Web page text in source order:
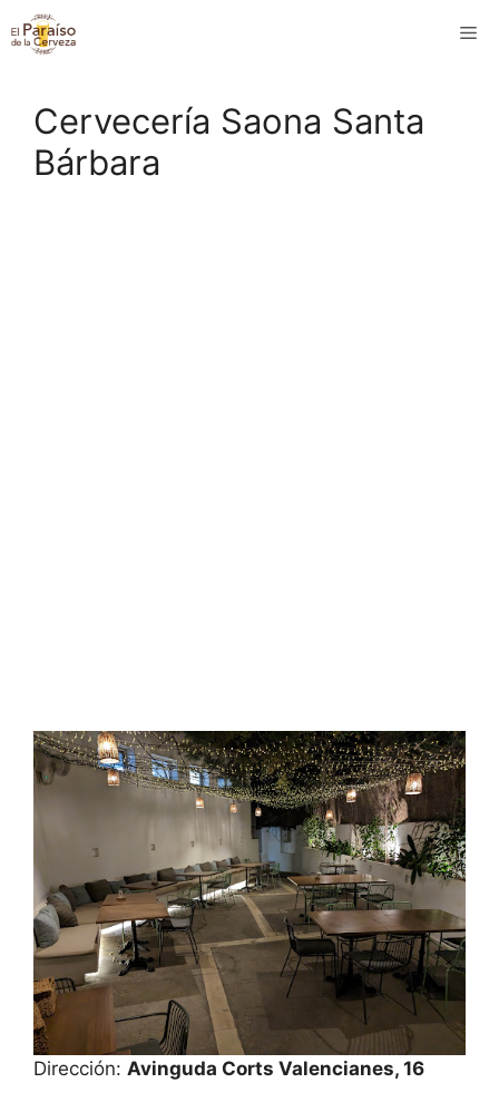
Saltar
al
Cervecería Saona Santa
Bárbara
Dirección: Avinguda Corts Valencianes, 16